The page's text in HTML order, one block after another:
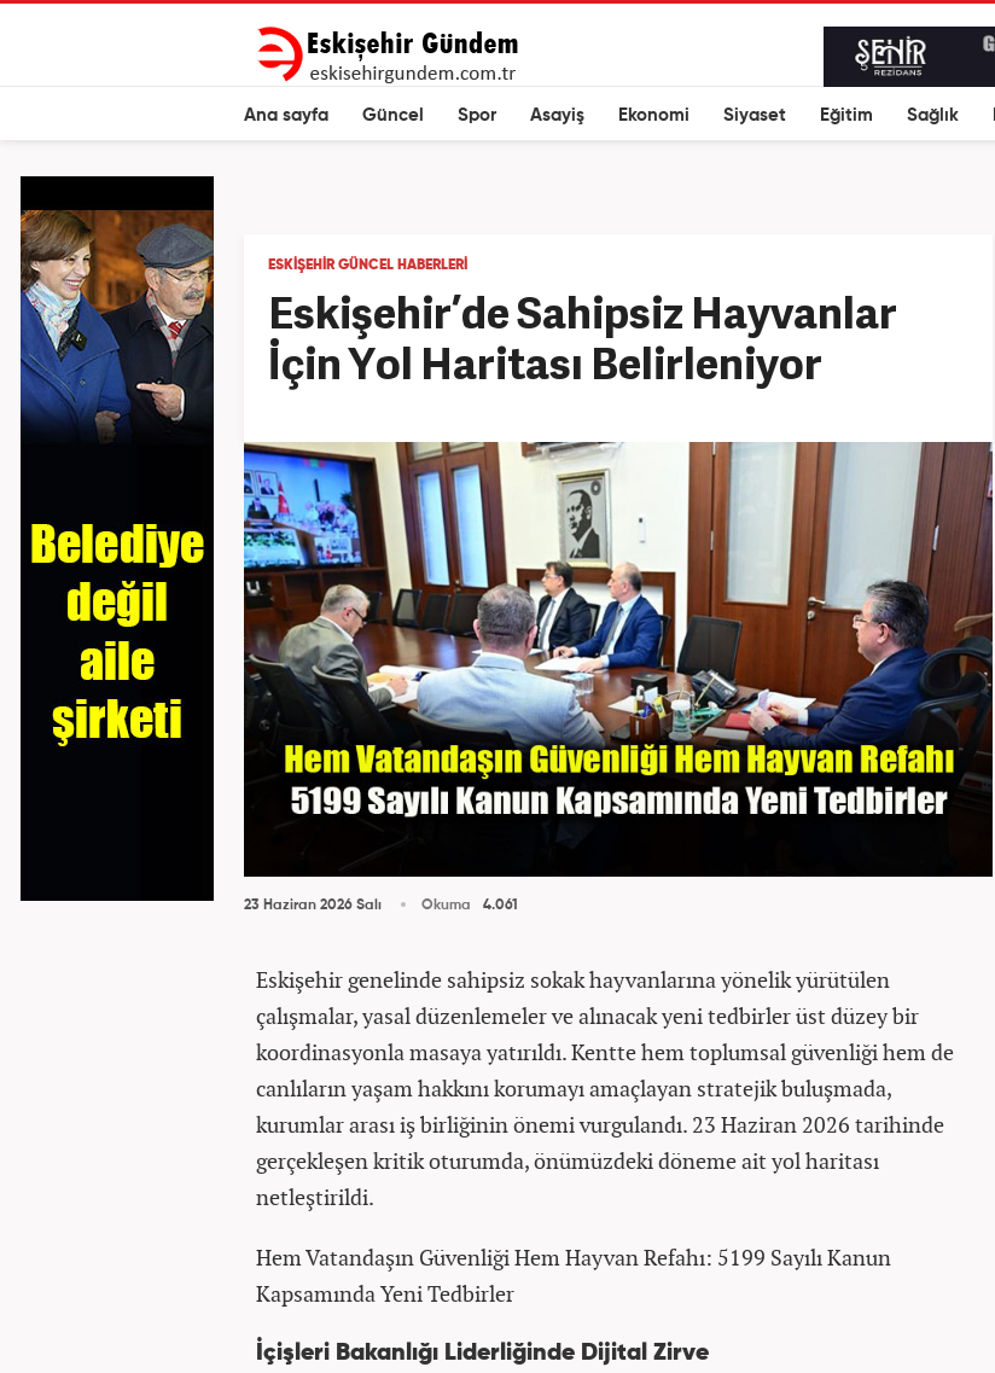
Ana sayfa Güncel Spor Asayiş Ekonomi Siyaset Eğitim Sağlık
ESKIŞEHIR GÜNCEL HABERLERI
Eskişehir’de Sahipsiz Hayvanlar
İçin Yol Haritası Belirleniyor
23 Haziran 2026 Salı Okuma 4.061
Eskişehir genelinde sahipsiz sokak hayvanlarına yönelik yürütülen
çalışmalar, yasal düzenlemeler ve alınacak yeni tedbirler üst düzey bir
koordinasyonla masaya yatırıldı. Kentte hem toplumsal güvenliği hem de
canlıların yaşam hakkını korumayı amaçlayan stratejik buluşmada,
kurumlar arası iş birliğinin önemi vurgulandı. 23 Haziran 2026 tarihinde
gerçekleşen kritik oturumda, önümüzdeki döneme ait yol haritası
netleştirildi.
Hem Vatandaşın Güvenliği Hem Hayvan Refahı: 5199 Sayılı Kanun
Kapsamında Yeni Tedbirler
İçişleri Bakanlığı Liderliğinde Dijital Zirve